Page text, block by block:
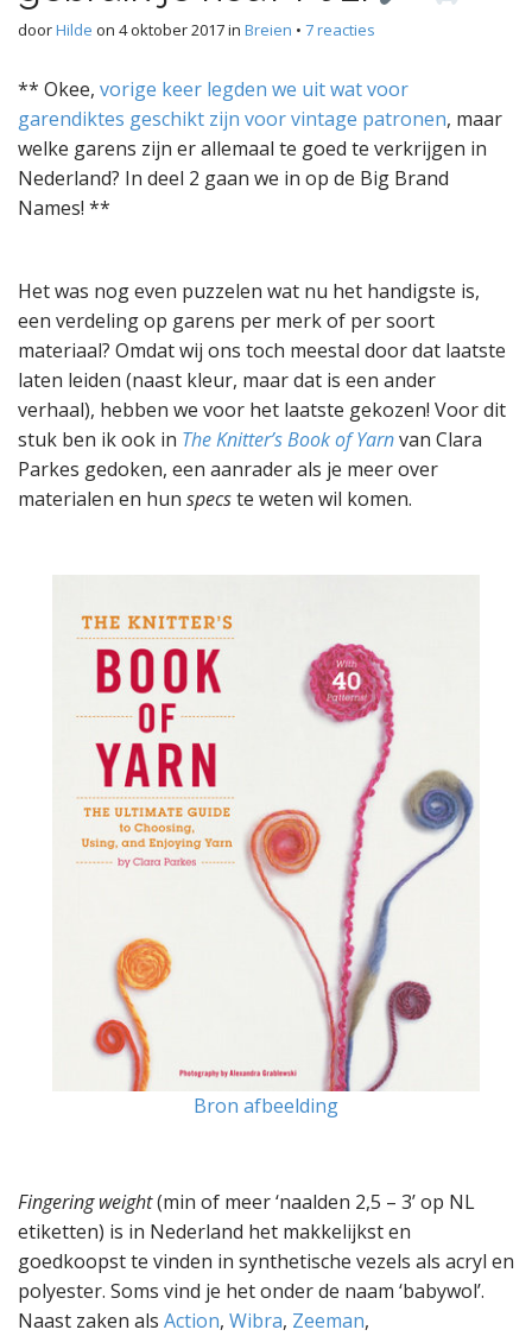
doorHilde on 4 oktober 2017in Breien • 7 reacties
** Okee, vorige keer legden we uit wat voor
garendiktes geschikt zijn voor vintage patronen, maar
welke garens zijn er allemaal te goed te verkrijgen in
Nederland? In deel 2 gaan we in op de Big Brand
Names! **
Het was nog even puzzelen wat nu het handigste is,
een verdeling op garens per merk of per soort
materiaal? Omdat wij ons toch meestal door dat laatste
laten leiden (naast kleur, maar dat is een ander
verhaal), hebben we voor het laatste gekozen! Voor dit
stuk ben ik ook in The Knitter’s Book of Yarnvan Clara
Parkes gedoken, een aanrader als je meer over
materialen en hun specste weten wil komen.
Bron afbeelding
Fingering weight(min of meer ‘naalden 2,5 – 3’ op NL
etiketten) is in Nederland het makkelijkst en
goedkoopst te vinden in synthetische vezels als acryl en
polyester. Soms vind je het onder de naam ‘babywol’.
Naast zaken als Action, Wibra, Zeeman,